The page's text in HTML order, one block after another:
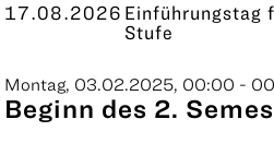
17.08.2026 Einführungstag
Stufe
Montag, 03.02.2025, 00:00 -
Beginn des 2.